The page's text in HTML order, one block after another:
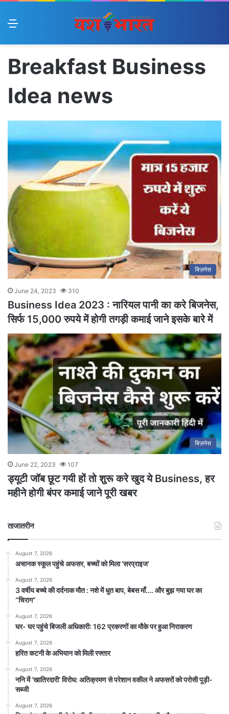
Menu
Breakfast Business
Idea news
बिज़नेस
June 24, 2023 310
Business Idea 2023 : नारियल पानी का करे बिजनेस,
सिर्फ 15,000 रुपये में होगी तगड़ी कमाई जाने इसके बारे में
बिज़नेस
June 22, 2023 107
ड्यूटी जॉब छूट गयी हों तो शुरू करे खुद ये Business, हर
महीने होगी बंपर कमाई जाने पूरी खबर
ताजातरीन
August 7, 2026
अचानक स्कूल पहुंचे अफसर, बच्चों को मिला ‘सरप्राइज’
August 7, 2026
3 वर्षीय बच्चे की दर्दनाक मौत : नशे में धुत बाप, बेबस माँ…. और बुझ गया घर का
“चिराग”
August 7, 2026
घर- घर पहुंचे बिजली अधिकारी: 162 प्रकरणों का मौके पर हुआ निराकरण
August 7, 2026
हरित कटनी के अभियान को मिली रफ्तार
August 7, 2026
ननि में ‘खातिरदारी’ विरोध: अतिक्रमण से परेशान वकील ने अफसरों को परोसी पूड़ी-
सब्जी
August 7, 2026